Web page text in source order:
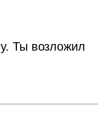
Ты возложил